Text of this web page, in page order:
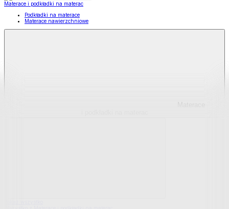
Materace i podkładki na materac
Podkładki na materace
Materace nawierzchniowe